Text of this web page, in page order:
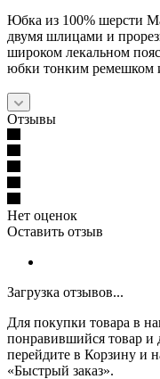
Юбка из 100% шерсти
двумя шлицами и
широком лекальном
юбки тонким
Отзывы
Нет оценок
Оставить отзыв
Загрузка отзывов...
Для покупки товара в
понравившийся товар и
перейдите в Корзину и
«Быстрый заказ».